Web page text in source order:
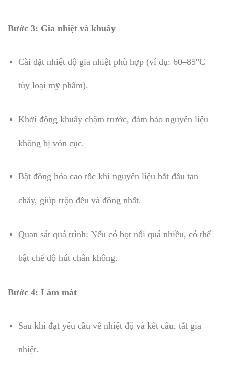
Bước 3: Gia nhiệt và khuấy
Cài đặt nhiệt độ gia nhiệt phù hợp (ví dụ: 60–85°C
tùy loại mỹ phẩm).
Khởi động khuấy chậm trước, đảm bảo nguyên liệu
không bị vón cục.
Bật đồng hóa cao tốc khi nguyên liệu bắt đầu tan
chảy, giúp trộn đều và đồng nhất.
Quan sát quá trình: Nếu có bọt nổi quá nhiều, có thể
bật chế độ hút chân không.
Bước 4: Làm mát
Sau khi đạt yêu cầu về nhiệt độ và kết cấu, tắt gia
nhiệt.